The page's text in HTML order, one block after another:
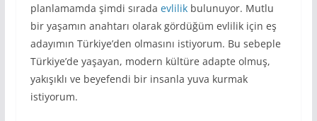
planlamamda şimdi sırada evlilikbulunuyor. Mutlu
bir yaşamın anahtarı olarak gördüğüm evlilik için eş
adayımın Türkiye’den olmasını istiyorum. Bu sebeple
Türkiye’de yaşayan, modern kültüre adapte olmuş,
yakışıklı ve beyefendi bir insanla yuva kurmak
istiyorum.